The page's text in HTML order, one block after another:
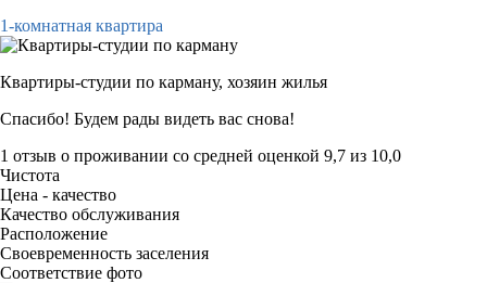
1-комнатная квартира
Квартиры-студии по карману, хозяин жилья
Спасибо! Будем рады видеть вас снова!
1 отзыв о проживании со средней оценкой 9,7 из 10,0
Чистота
Цена - качество
Качество обслуживания
Расположение
Своевременность заселения
Соответствие фото